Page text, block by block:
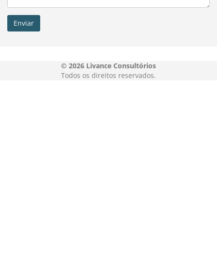
Enviar
© 2026 Livance Consultórios
Todos os direitos reservados.